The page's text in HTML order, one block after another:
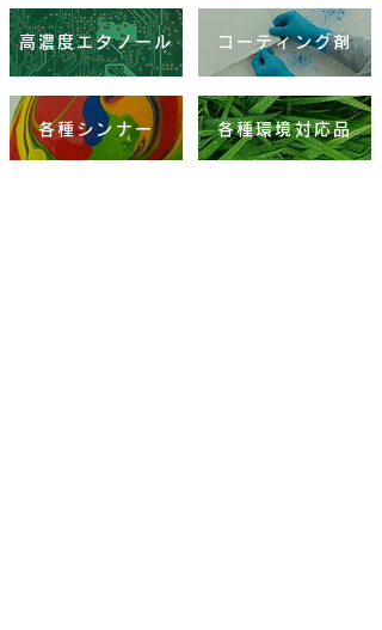
高濃度エタノール
各種シンナー
コーティング剤
各種環境対応品